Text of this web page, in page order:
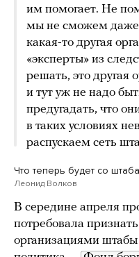
им помогает. Не
мы не сможем даже
какая-то другая
«эксперты» из
решать, это другая
и тут уж не надо
предугадать, что
в таких условиях
распускаем сеть
Что теперь будет со
Леонид Волков
В середине апреля
потребовала
организациями